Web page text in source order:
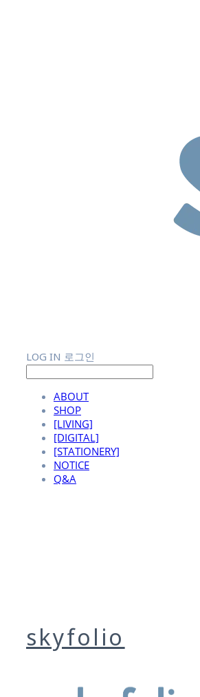
LOG IN 로그인
ABOUT
SHOP
[LIVING]
[DIGITAL]
[STATIONERY]
NOTICE
Q&A
skyfolio